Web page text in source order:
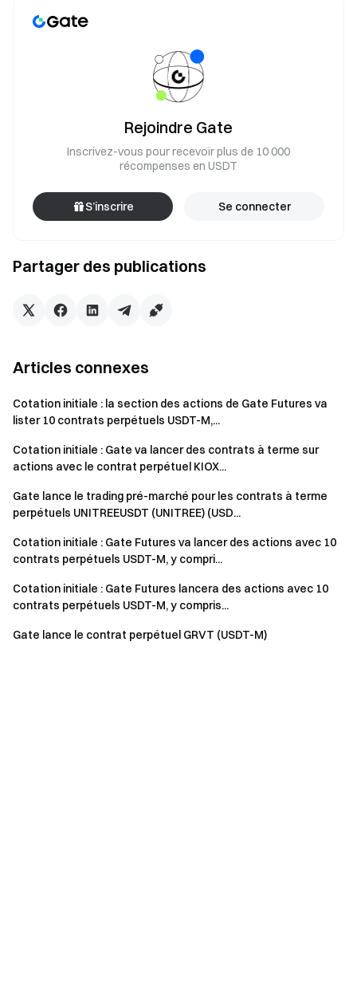
Partager des publications
Rejoindre Gate
Inscrivez-vous pour recevoir plus de 10 000
récompenses en USDT
S’inscrire Se connecter
Articles connexes
Cotation initiale : la section des actions de Gate Futures va
lister 10 contrats perpétuels USDT-M,...
Cotation initiale : Gate va lancer des contrats à terme sur
actions avec le contrat perpétuel KIOX...
Gate lance le trading pré-marché pour les contrats à terme
perpétuels UNITREEUSDT (UNITREE) (USD...
Cotation initiale : Gate Futures va lancer des actions avec 10
contrats perpétuels USDT-M, y compri...
Cotation initiale : Gate Futures lancera des actions avec 10
contrats perpétuels USDT-M, y compris...
Gate lance le contrat perpétuel GRVT (USDT-M)